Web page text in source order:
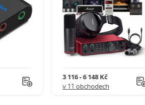
3 116 - 6 148 Kč
v 11 obchodech